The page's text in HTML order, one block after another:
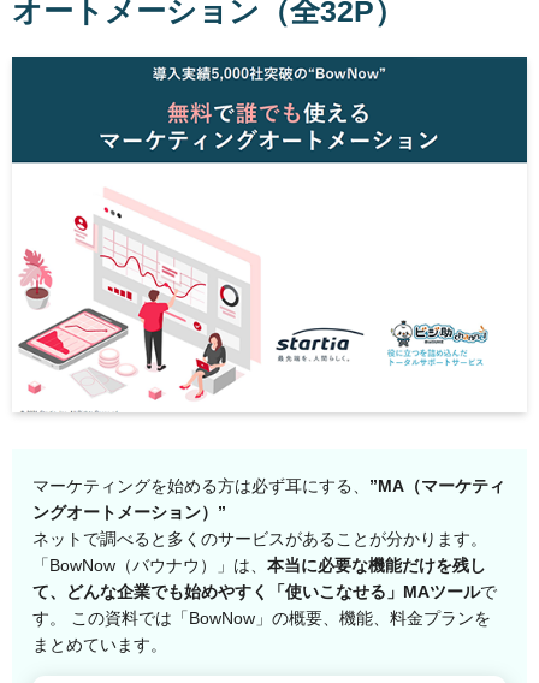
オートメーション（全32P）
マーケティングを始める方は必ず耳にする、 ”MA（マーケティ
ングオートメーション）”
ネットで調べると多くのサービスがあることが分かります。
「BowNow（バウナウ）」は、 本当に必要な機能だけを残し
て、どんな企業でも始めやすく「使いこなせる」MAツールで
す。 この資料では「BowNow」の概要、機能、料金プランを
まとめています。